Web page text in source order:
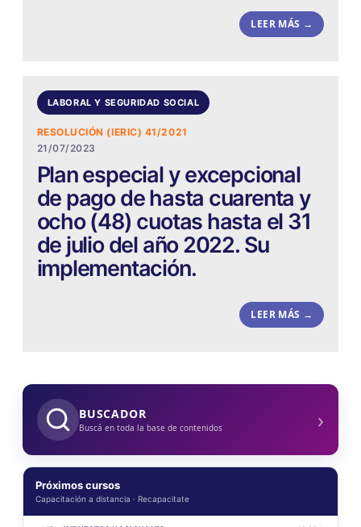
LEER MÁS →
LABORAL Y SEGURIDAD SOCIAL
RESOLUCIÓN (IERIC) 41/2021
21/07/2023
Plan especial y excepcional
de pago de hasta cuarenta y
ocho (48) cuotas hasta el 31
de julio del año 2022. Su
implementación.
LEER MÁS →
BUSCADOR
Buscá en toda la base de contenidos ›
Próximos cursos
Capacitación a distancia · Recapacitate